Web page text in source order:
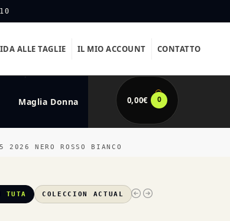
ALLE TAGLIE IL MIO ACCOUNT CONTATTO
Maglia Donna 0,00€ 0
2026 NERO ROSSO BIANCO
TUTA COLECCION ACTUAL